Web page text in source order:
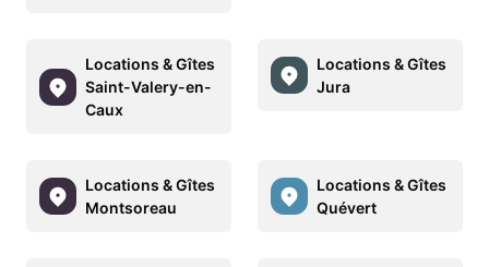
Locations & Gîtes
Saint-Valery-en-
Caux
Locations & Gîtes
Jura
Locations & Gîtes
Montsoreau
Locations & Gîtes
Quévert